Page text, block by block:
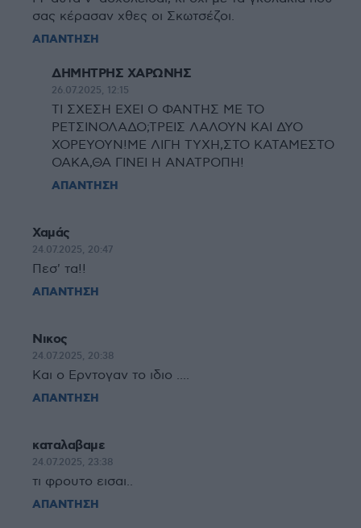
σας κέρασαν χθες οι Σκωτσέζοι.
ΑΠΑΝΤΗΣΗ
ΔΗΜΗΤΡΗΣ ΧΑΡΩΝΗΣ
26.07.2025, 12:15
ΤΙ ΣΧΕΣΗ ΕΧΕΙ Ο ΦΑΝΤΗΣ ΜΕ ΤΟ
ΡΕΤΣΙΝΟΛΑΔΟ;ΤΡΕΙΣ ΛΑΛΟΥΝ ΚΑΙ ΔΥΟ
ΧΟΡΕΥΟΥΝ!ΜΕ ΛΙΓΗ ΤΥΧΗ,ΣΤΟ ΚΑΤΑΜΕΣΤΟ
ΟΑΚΑ,ΘΑ ΓΙΝΕΙ Η ΑΝΑΤΡΟΠΗ!
ΑΠΑΝΤΗΣΗ
Χαμάς
24.07.2025, 20:47
Πεσ' τα!!
ΑΠΑΝΤΗΣΗ
Νικος
24.07.2025, 20:38
Και ο Ερντογαν το ιδιο ....
ΑΠΑΝΤΗΣΗ
καταλαβαμε
24.07.2025, 23:38
τι φρουτο εισαι..
ΑΠΑΝΤΗΣΗ